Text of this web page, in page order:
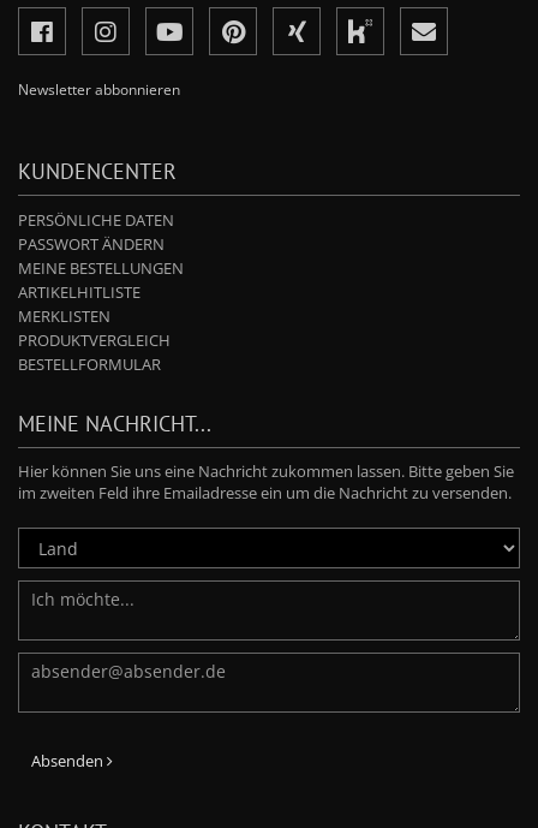
Newsletter abbonnieren
KUNDENCENTER
PERSÖNLICHE DATEN
PASSWORT ÄNDERN
MEINE BESTELLUNGEN
ARTIKELHITLISTE
MERKLISTEN
PRODUKTVERGLEICH
BESTELLFORMULAR
MEINE NACHRICHT...
Hier können Sie uns eine Nachricht zukommen lassen. Bitte geben Sie
im zweiten Feld ihre Emailadresse ein um die Nachricht zu versenden.
Absenden